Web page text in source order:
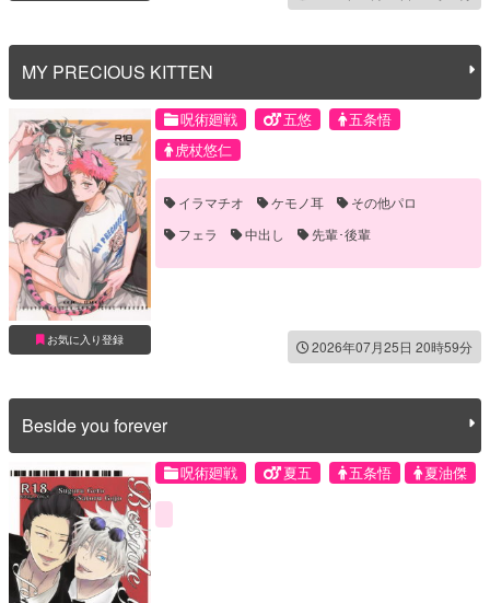
MY PRECIOUS KITTEN
お気に入り登録
呪術廻戦 五悠
五条悟
虎杖悠仁
イラマチオ ケモノ耳
その他パロ
フェラ
中出し 先輩･後輩
2026年07月25日 20時59分
Beside you forever
呪術廻戦 夏五 五条悟 夏油傑